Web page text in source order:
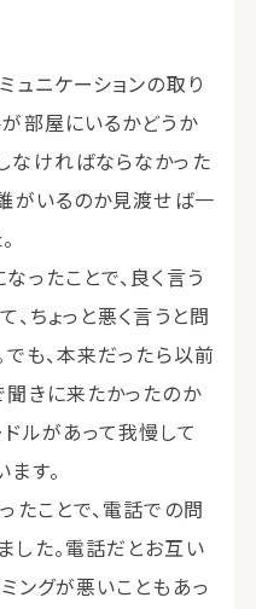
ュニケーションの取り
部屋にいるかどうか
なければならなかった
がいるのか見渡せば一
ったことで、良く言う
、ちょっと悪く言うと問
でも、本来だったら以前
聞きに来たかったのか
ルがあって我慢して
す。
たことで、電話での問
した。電話だとお互い
ングが悪いこともあっ